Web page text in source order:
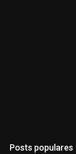
Posts populares